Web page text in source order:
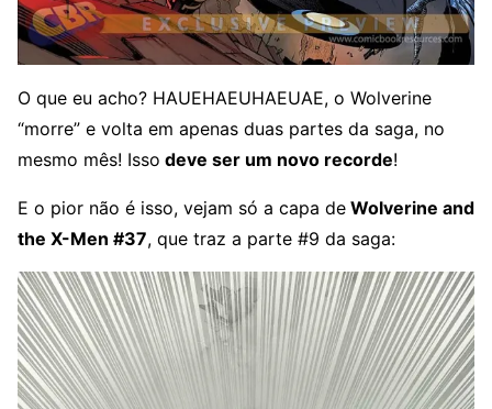
O que eu acho? HAUEHAEUHAEUAE, o Wolverine
“morre” e volta em apenas duas partes da saga, no
mesmo mês! Isso deve ser um novo recorde!
E o pior não é isso, vejam só a capa de Wolverine and
the X-Men #37, que traz a parte #9 da saga: